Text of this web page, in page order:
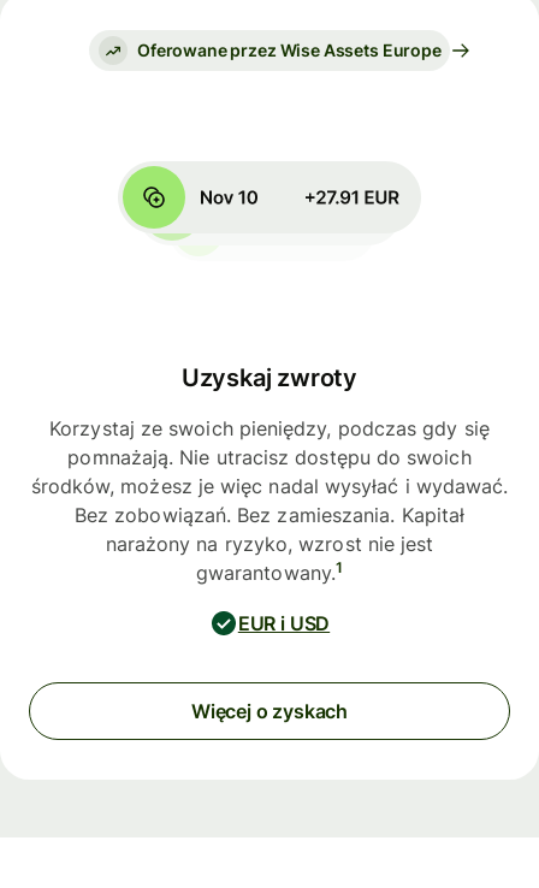
Oferowane przez Wise Assets Europe
Uzyskaj zwroty
Korzystaj ze swoich pieniędzy, podczas gdy się
pomnażają. Nie utracisz dostępu do swoich
środków, możesz je więc nadal wysyłać i wydawać.
Bez zobowiązań. Bez zamieszania. Kapitał
narażony na ryzyko, wzrost nie jest
gwarantowany.1
EUR i USD
Więcej o zyskach